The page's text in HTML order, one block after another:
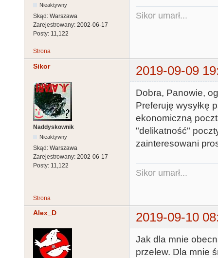
Nieaktywny
Skąd: Warszawa
Zarejestrowany: 2002-06-17
Posty: 11,122
Sikor umarł...
Strona
Sikor 2019-09-09
Naddyskownik
Nieaktywny
Skąd: Warszawa
Zarejestrowany: 2002-06-17
Posty: 11,122
Dobra, Panowie,
Preferuję wysyłkę
ekonomiczną
"delikatność"
zainteresowani
Sikor umarł...
Strona
Alex_D 2019-09-10
Jak dla mnie
przelew. Dla mnie